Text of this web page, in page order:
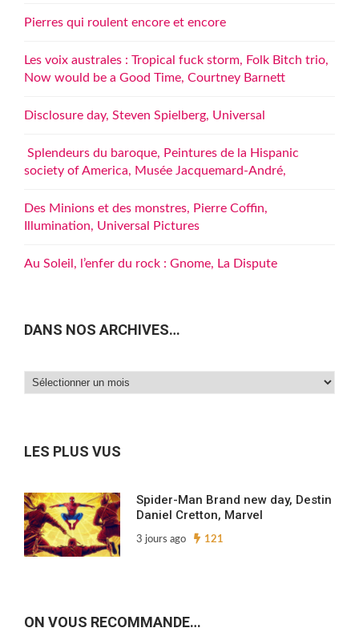
Pierres qui roulent encore et encore
Les voix australes : Tropical fuck storm, Folk Bitch trio,
Now would be a Good Time, Courtney Barnett
Disclosure day, Steven Spielberg, Universal
Splendeurs du baroque, Peintures de la Hispanic
society of America, Musée Jacquemard-André,
Des Minions et des monstres, Pierre Coffin,
Illumination, Universal Pictures
Au Soleil, l’enfer du rock : Gnome, La Dispute
DANS NOS ARCHIVES…
Dans
LES PLUS VUS
Spider-Man Brand new day, Destin
Daniel Cretton, Marvel
3 jours ago 121
ON VOUS RECOMMANDE…